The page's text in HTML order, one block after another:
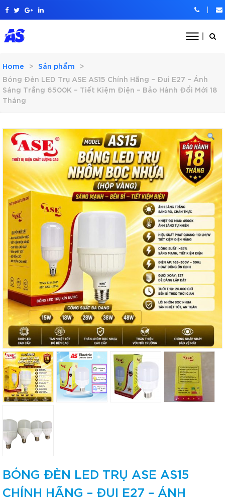
Home
Sản phẩm
Bóng Đèn LED Trụ ASE AS15 Chính Hãng – Đui E27 – Ánh
Sáng Trắng 6500K – Tiết Kiệm Điện – Bảo Hành Đổi Mới 18
Tháng
BÓNG ĐÈN LED TRỤ ASE AS15
CHÍNH HÃNG – ĐUI E27 – ÁNH